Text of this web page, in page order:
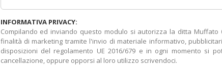
INFORMATIVA PRIVACY:
Compilando ed inviando questo modulo si autorizza la ditta
finalità di marketing tramite l'invio di materiale informativo,
disposizioni del regolamento UE 2016/679 e in ogni momento si
cancellazione, oppure opporsi al loro utilizzo scrivendoci.